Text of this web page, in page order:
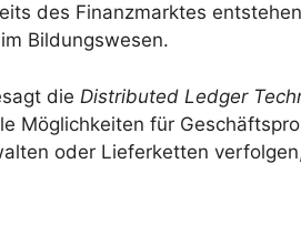
des Finanzmarktes
Bildungswesen.
die Distributed Ledger
Möglichkeiten für
oder Lieferketten